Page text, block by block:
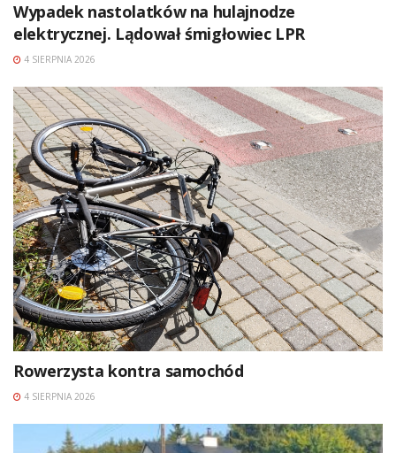
Wypadek nastolatków na hulajnodze
elektrycznej. Lądował śmigłowiec LPR
4 SIERPNIA 2026
Rowerzysta kontra samochód
4 SIERPNIA 2026